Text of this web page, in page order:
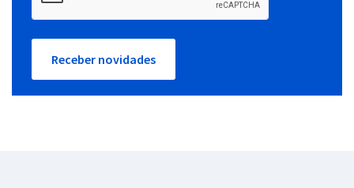
Receber novidades